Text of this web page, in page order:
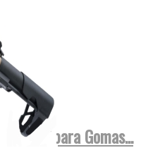
Dispara Gomas...